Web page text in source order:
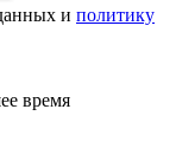
и политику
время